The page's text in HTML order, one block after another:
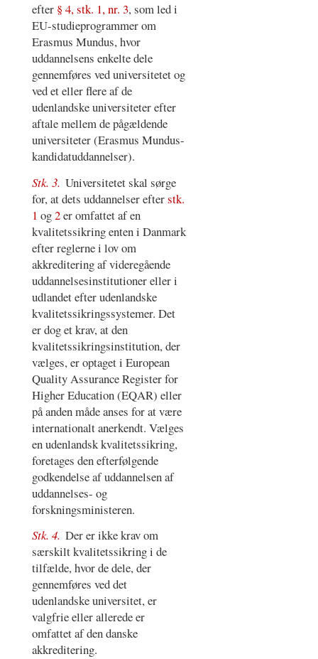
efter § 4, stk. 1, nr. 3, som led i
EU-studieprogrammer om
Erasmus Mundus, hvor
uddannelsens enkelte dele
gennemføres ved universitetet og
ved et eller flere af de
udenlandske universiteter efter
aftale mellem de pågældende
universiteter (Erasmus Mundus-
kandidatuddannelser).
Stk. 3. Universitetet skal sørge
for, at dets uddannelser efterstk.
1 og2er omfattet af en
kvalitetssikring enten i Danmark
efter reglerne i lov om
akkreditering af videregående
uddannelsesinstitutioner eller i
udlandet efter udenlandske
kvalitetssikringssystemer. Det
er dog et krav, at den
kvalitetssikringsinstitution, der
vælges, er optaget i European
Quality Assurance Register for
Higher Education (EQAR) eller
på anden måde anses for at være
internationalt anerkendt. Vælges
en udenlandsk kvalitetssikring,
foretages den efterfølgende
godkendelse af uddannelsen af
uddannelses- og
forskningsministeren.
Stk. 4. Der er ikke krav om
særskilt kvalitetssikring i de
tilfælde, hvor de dele, der
gennemføres ved det
udenlandske universitet, er
valgfrie eller allerede er
omfattet af den danske
akkreditering.